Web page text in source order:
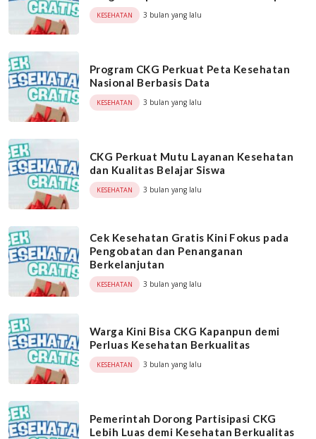
KESEHATAN 3 bulan yang lalu
Program CKG Perkuat Peta Kesehatan
Nasional Berbasis Data
KESEHATAN 3 bulan yang lalu
CKG Perkuat Mutu Layanan Kesehatan
dan Kualitas Belajar Siswa
KESEHATAN 3 bulan yang lalu
Cek Kesehatan Gratis Kini Fokus pada
Pengobatan dan Penanganan
Berkelanjutan
KESEHATAN 3 bulan yang lalu
Warga Kini Bisa CKG Kapanpun demi
Perluas Kesehatan Berkualitas
KESEHATAN 3 bulan yang lalu
Pemerintah Dorong Partisipasi CKG
Lebih Luas demi Kesehatan Berkualitas